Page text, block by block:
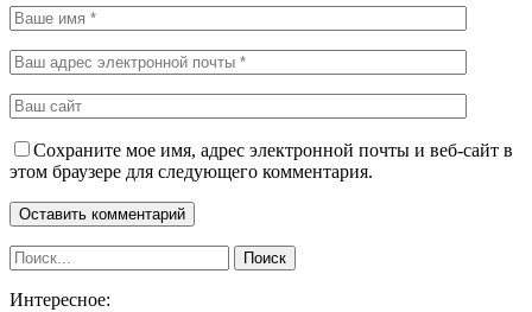
Сохраните мое имя, адрес электронной почты и веб-сайт в
этом браузере для следующего комментария.
Интересное: